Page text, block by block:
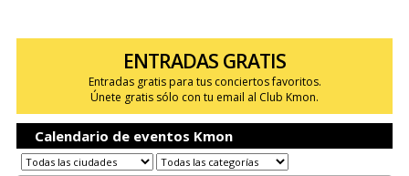
ENTRADAS GRATIS
Entradas gratis para tus conciertos favoritos.
Únete gratis sólo con tu email al Club Kmon.
Calendario de eventos Kmon